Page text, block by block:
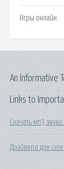
Игры онлайн.
Links to
Скачать мп3
Драйвера для
An Informative